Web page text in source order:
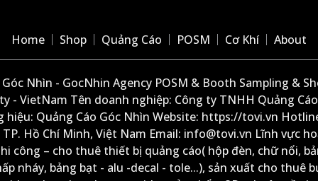
Home Shop Quảng Cáo POSM Cơ Khí About
Nhìn - GocNhin Agency POSM & Booth Sampling &
- VietNam Tên doanh nghiệp: Công ty TNHH Quảng
Quảng Cáo Góc Nhìn Website: https://tovi.vn
Hồ Chí Minh, Việt Nam Email: info@tovi.vn Lĩnh vực
công – cho thuê thiết bị quảng cáo( hộp đèn, chữ nổi,
nháy, bảng bạt - alu -decal - tole...), sản xuất cho thuê